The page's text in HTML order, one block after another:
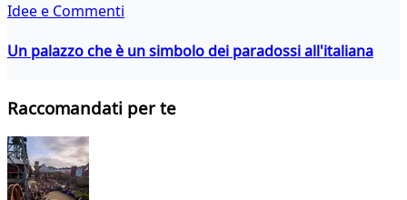
Idee e Commenti
Un palazzo che è un simbolo dei paradossi all'italiana
Raccomandati per te